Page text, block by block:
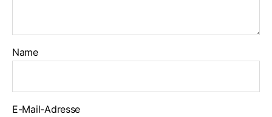
Name
E-Mail-Adresse